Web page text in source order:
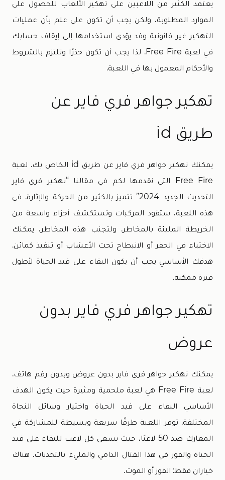
يعتمد الكثير من اللاعبين على تهكير الألعاب للحصول على
الموارد المطلوبة، ولكن يجب أن تكون على علم بأن عمليات
التهكير غير قانونية وقد يؤدي استخدامها إلى إيقاف حسابك
في لعبة Free Fire. لذا يجب أن تكون حذرًا وتلتزم بالشروط
والأحكام المعمول بها في اللعبة.
تهكير جواهر فري فاير عن
طريق id
يمكنك تهكير جواهر فري فاير عن طريق id الخاص بك. لعبة
Free Fire التي نقدمها لكم في مقالنا “تهكير فري فاير
التحديث الجديد 2024” تتميز بالكثير من الحركة والإثارة. في
هذه اللعبة، ستقود المركبات وتستكشف أجزاء واسعة من
الخريطة المليئة بالمخاطر. ولتجنب هذه المخاطر، يمكنك
الاختباء في الحفر أو الانبطاح تحت الأعشاب أو تنفيذ كمائن.
هدفك الأساسي يجب أن يكون البقاء على قيد الحياة لأطول
فترة ممكنة.
تهكير جواهر فري فاير بدون
عروض
يمكنك تهكير جواهر فري فاير بدون عروض وبدون رقم هاتف.
لعبة Free Fire هي لعبة ملحمية ومثيرة حيث يكون الهدف
الأساسي البقاء على قيد الحياة واختيار وسائل النجاة
المختلفة. توفر اللعبة طرقًا سريعة وبسيطة للمشاركة في
المعارك ضد 50 لاعبًا، حيث يسعى كل لاعب للبقاء على قيد
الحياة والفوز في هذا القتال الدامي والمليء بالتحديات. هناك
خياران فقط: الفوز أو الموت.